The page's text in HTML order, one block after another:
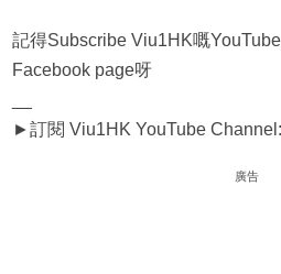
記得Subscribe Viu1HK嘅
Facebook page呀
►訂閱 Viu1HK YouTube
廣告